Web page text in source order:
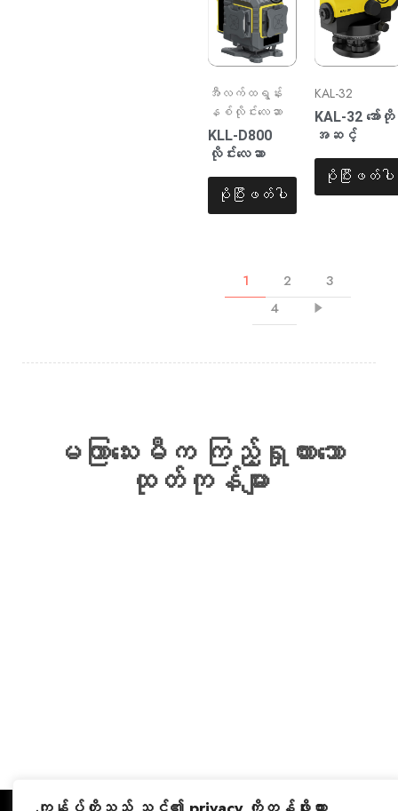
အီလက်ထရွန်း
နစ်လိုင်းလေဆာ
KLL-D800
လိုင်းလေဆာ
ပိုပြီးဖတ်ပါ
KAL-32
KAL-32 အော်တို
အဆင့်
ပိုပြီးဖတ်ပါ
1 2
3
4
မကြာသေးမီက ကြည့်ရှုထားသော
ထုတ်ကုန်များ